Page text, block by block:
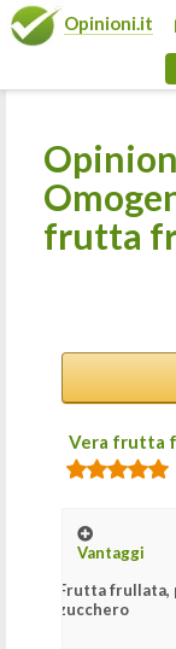
Opinioni.it
frutta
Vera frutta
Vantaggi
Frutta frullata,
zucchero